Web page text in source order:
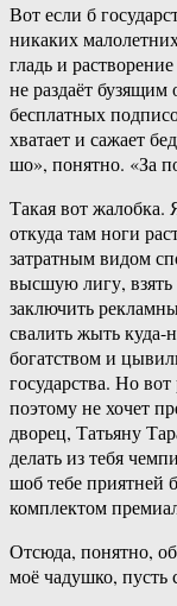
Вот если б
никаких
гладь и
не раздаёт бузящим
бесплатных
хватает и сажает
шо», понятно. «За
Такая вот
откуда там ноги
затратным видом
высшую лигу,
заключить
свалить жыть куда-
богатством и
государства. Но
поэтому не хочет
дворец, Татьяну
делать из тебя
шоб тебе приятней
комплектом
Отсюда, понятно,
моё чадушко, пусть